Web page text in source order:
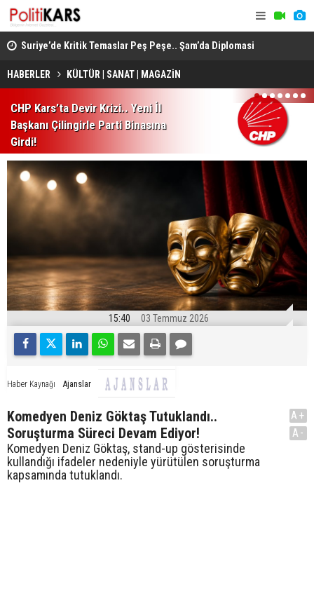
Suriye’de Kritik Temaslar Peş Peşe.. Şam’da Diplomasi
ve Güvenlik Gündemi Öne Çıktı!
HABERLER KÜLTÜR | SANAT | MAGAZİN
CHP Kars’ta Devir Krizi.. Yeni İl
Başkanı Çilingirle Parti Binasına
Girdi!
1 2 3 4 5 6 7
15:40 03 Temmuz 2026
Haber Kaynağı Ajanslar
Komedyen Deniz Göktaş Tutuklandı..
Soruşturma Süreci Devam Ediyor!
Komedyen Deniz Göktaş, stand-up gösterisinde
kullandığı ifadeler nedeniyle yürütülen soruşturma
kapsamında tutuklandı.
A+
A-